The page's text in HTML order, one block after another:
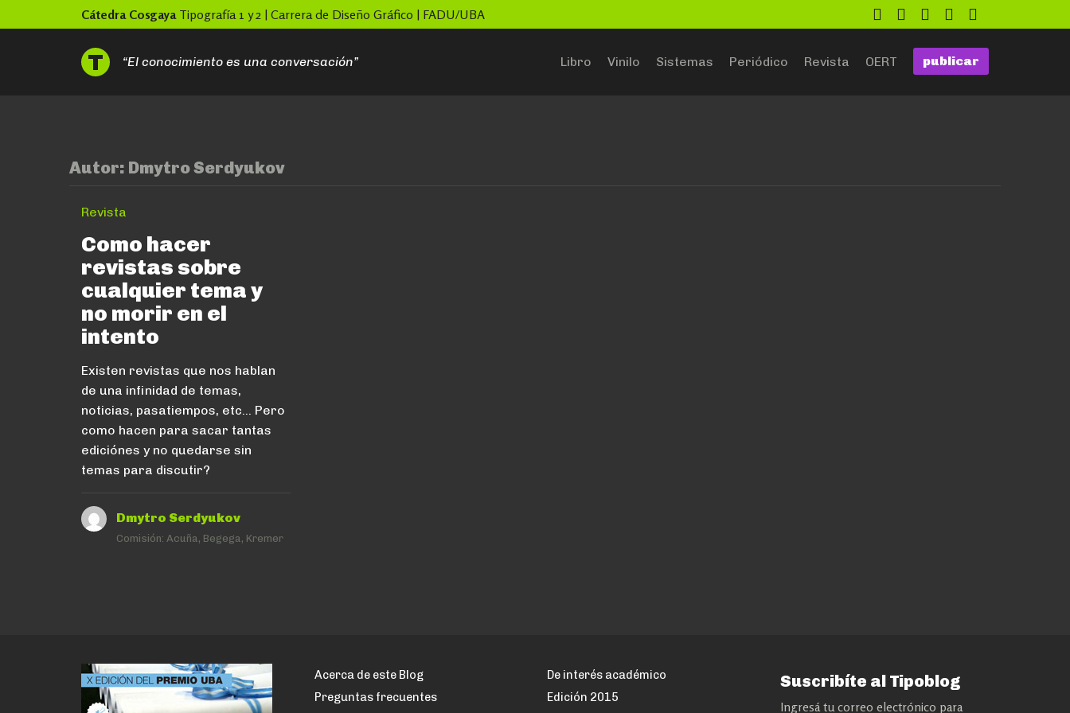
Skip
to
Cátedra CosgayaTipografía 1 y 2 | Carrera de Diseño Gráfico | FADU/UBA
twitterfacebook
flickr google
“El conocimiento es una conversación” publicar
Libro Vinilo Sistemas Periódico Revista OERT
Autor: Dmytro Serdyukov
Revista
Como hacer
revistas sobre
cualquier tema y
no morir en el
intento
Existen revistas que nos hablan
de una infinidad de temas,
noticias, pasatiempos, etc… Pero
como hacen para sacar tantas
ediciónes y no quedarse sin
temas para discutir?
Dmytro Serdyukov
Comisión: Acuña, Begega, Kremer
Acerca de este Blog
Preguntas frecuentes
De interés académico
Edición 2015
Suscribíte al Tipoblog
Ingresá tu correo electrónico para